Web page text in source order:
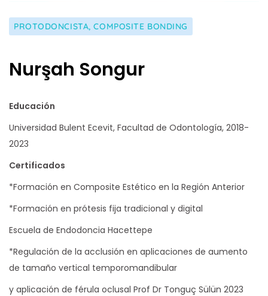
PROTODONCISTA, COMPOSITE BONDING
Nurşah Songur
Educación
Universidad Bulent Ecevit, Facultad de Odontología, 2018-
2023
Certificados
*Formación en Composite Estético en la Región Anterior
*Formación en prótesis fija tradicional y digital
Escuela de Endodoncia Hacettepe
*Regulación de la acclusión en aplicaciones de aumento
de tamaño vertical temporomandibular
y aplicación de férula oclusal Prof Dr Tonguç Sülün 2023